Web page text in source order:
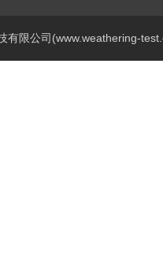
有限公司(www.weathering-